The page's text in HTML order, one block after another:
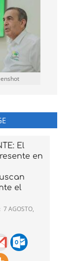
El
en
el
7 AGOSTO,